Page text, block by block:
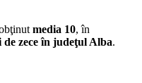
media 10, în
de zece în judeţul Alba.